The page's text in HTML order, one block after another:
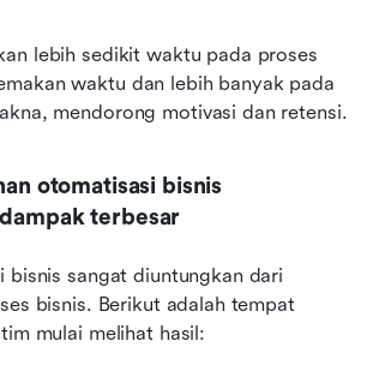
lebih sedikit waktu pada proses
waktu dan lebih banyak pada
mendorong motivasi dan retensi.
otomatisasi bisnis
terbesar
bisnis sangat diuntungkan dari
bisnis. Berikut adalah tempat
mulai melihat hasil: